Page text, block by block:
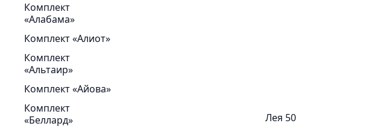
Комплект
«Алабама»
Комплект «Алиот»
Комплект
«Альтаир»
Комплект «Айова»
Комплект
«Беллард»
Лея 50